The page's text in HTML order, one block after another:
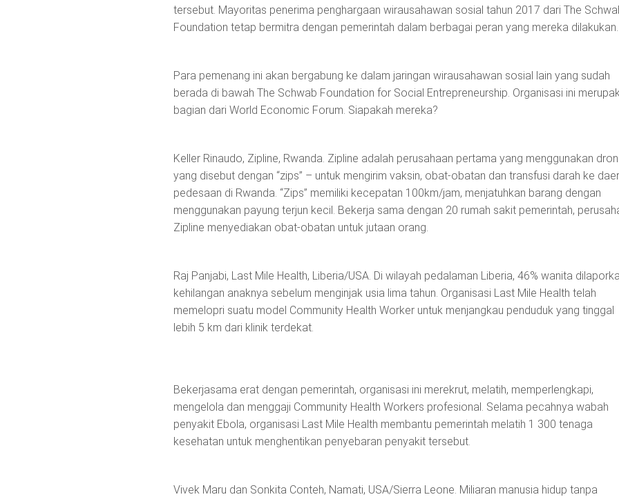
tersebut. Mayoritas penerima penghargaan wirausahawan sosial tahun 2017 dari The
Foundation tetap bermitra dengan pemerintah dalam berbagai peran yang mereka dilakukan.
Para pemenang ini akan bergabung ke dalam jaringan wirausahawan sosial lain yang sudah
berada di bawah The Schwab Foundation for Social Entrepreneurship. Organisasi ini
bagian dari World Economic Forum. Siapakah mereka?
Keller Rinaudo, Zipline, Rwanda. Zipline adalah perusahaan pertama yang menggunakan
yang disebut dengan “zips” – untuk mengirim vaksin, obat-obatan dan transfusi darah ke
pedesaan di Rwanda. “Zips” memiliki kecepatan 100km/jam, menjatuhkan barang dengan
menggunakan payung terjun kecil. Bekerja sama dengan 20 rumah sakit pemerintah,
Zipline menyediakan obat-obatan untuk jutaan orang.
Raj Panjabi, Last Mile Health, Liberia/USA. Di wilayah pedalaman Liberia, 46% wanita
kehilangan anaknya sebelum menginjak usia lima tahun. Organisasi Last Mile Health telah
memelopri suatu model Community Health Worker untuk menjangkau penduduk yang tinggal
lebih 5 km dari klinik terdekat.
Bekerjasama erat dengan pemerintah, organisasi ini merekrut, melatih, memperlengkapi,
mengelola dan menggaji Community Health Workers profesional. Selama pecahnya wabah
penyakit Ebola, organisasi Last Mile Health membantu pemerintah melatih 1 300 tenaga
kesehatan untuk menghentikan penyebaran penyakit tersebut.
Vivek Maru dan Sonkita Conteh, Namati, USA/Sierra Leone. Miliaran manusia hidup tanpa